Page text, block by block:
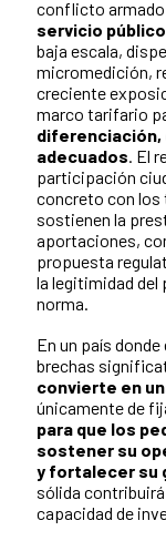
conflicto armado
servicio
baja escala,
micromedición,
creciente
marco tarifario
diferenciación,
adecuados . El
participación
concreto con los
sostienen la
aportaciones,
propuesta
la legitimidad del
norma.
En un país
brechas
convierte en
únicamente de
para que los
sostener su
y fortalecer su
sólida
capacidad de